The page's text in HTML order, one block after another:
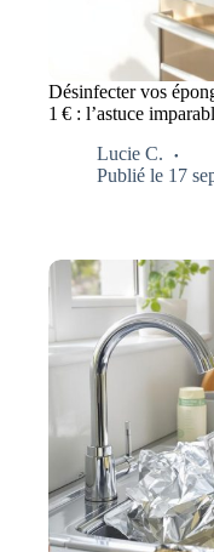
Désinfecter vos
1 € : l’astuce
Lucie C.
Publié le 17